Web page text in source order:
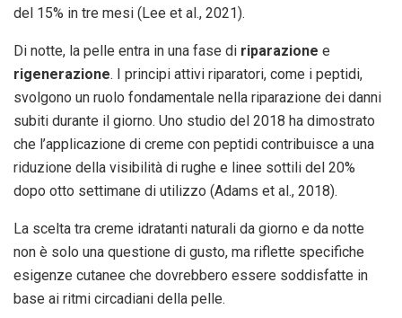
del 15% in tre mesi (Lee et al., 2021).
Di notte, la pelle entra in una fase di riparazione e
rigenerazione. I principi attivi riparatori, come i peptidi,
svolgono un ruolo fondamentale nella riparazione dei danni
subiti durante il giorno. Uno studio del 2018 ha dimostrato
che l’applicazione di creme con peptidi contribuisce a una
riduzione della visibilità di rughe e linee sottili del 20%
dopo otto settimane di utilizzo (Adams et al., 2018).
La scelta tra creme idratanti naturali da giorno e da notte
non è solo una questione di gusto, ma riflette specifiche
esigenze cutanee che dovrebbero essere soddisfatte in
base ai ritmi circadiani della pelle.